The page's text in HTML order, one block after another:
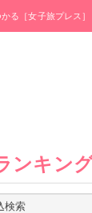
る［女子旅プレス］
ンキン
検索